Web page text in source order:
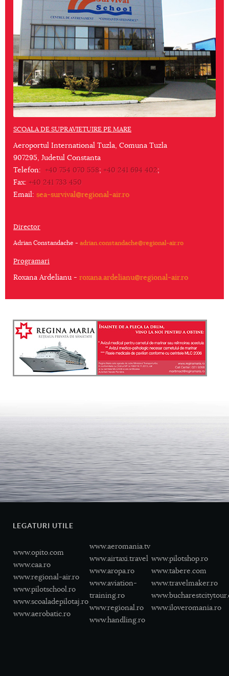
SCOALA DE SUPRAVIETUIRE PE MARE
Aeroportul International Tuzla, Comuna Tuzla
907295, Judetul Constanta
Telefon: +40 754 070 558; +40 241 694 402;
Fax: +40 241 733 450
Email: sea-survival@regional-air.ro
Director
Adrian Constandache - adrian.constandache@regional-air.ro
Programari
Roxana Ardelianu - roxana.ardelianu@regional-air.ro
LEGATURI UTILE
www.opito.com
www.caa.ro
www.regional-air.ro
www.pilotschool.ro
www.scoaladepilotaj.ro
www.aerobatic.ro
www.aeromania.tv
www.airtaxi.travel
www.aropa.ro
www.aviation-
training.ro
www.regional.ro
www.handling.ro
www.pilotshop.ro
www.tabere.com
www.travelmaker.ro
www.iloveromania.ro